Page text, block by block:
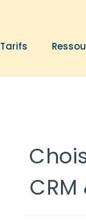
Tarifs